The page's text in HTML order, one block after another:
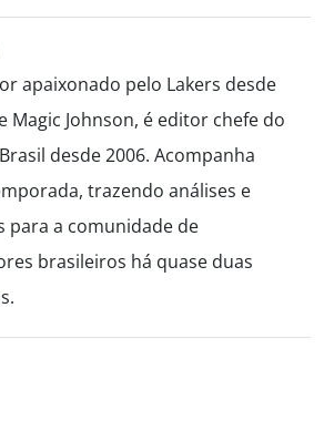
apaixonado pelo Lakers desde
Magic Johnson, é editor chefe do
desde 2006. Acompanha
trazendo análises e
para a comunidade de
brasileiros há quase duas